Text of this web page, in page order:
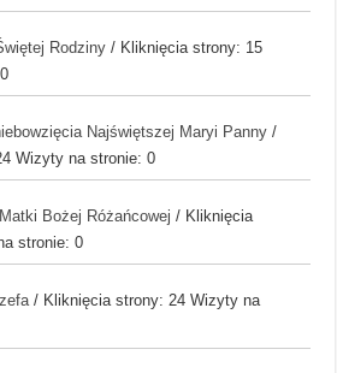
Rodziny / Kliknięcia strony: 15
Najświętszej Maryi Panny /
Wizyty na stronie: 0
Bożej Różańcowej / Kliknięcia
stronie: 0
/ Kliknięcia strony: 24 Wizyty na